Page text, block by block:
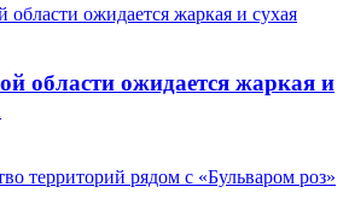
области ожидается жаркая и